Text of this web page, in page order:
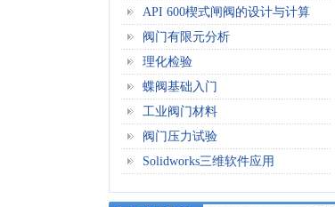
API 600楔式闸阀的设计与计算
阀门有限元分析
理化检验
蝶阀基础入门
工业阀门材料
阀门压力试验
Solidworks三维软件应用